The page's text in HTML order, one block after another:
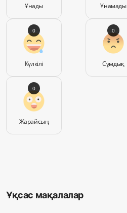
Ұнады Ұнамады
Күлкілі
0
Сұмдық
0
Жарайсың
0
Ұқсас мақалалар